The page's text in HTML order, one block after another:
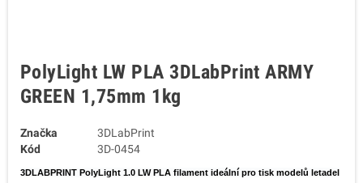
PolyLight LW PLA 3DLabPrint ARMY
GREEN 1,75mm 1kg
Značka
3DLabPrint
Kód
3D-0454
3DLABPRINT PolyLight 1.0 LW PLA filament ideální pro tisk modelů letadel